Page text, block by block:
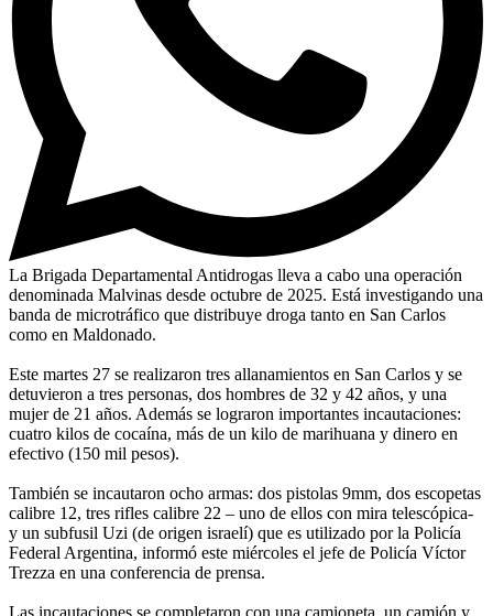
La Brigada Departamental Antidrogas lleva a cabo una operación
denominada Malvinas desde octubre de 2025. Está investigando una
banda de microtráfico que distribuye droga tanto en San Carlos
como en Maldonado.
Este martes 27 se realizaron tres allanamientos en San Carlos y se
detuvieron a tres personas, dos hombres de 32 y 42 años, y una
mujer de 21 años. Además se lograron importantes incautaciones:
cuatro kilos de cocaína, más de un kilo de marihuana y dinero en
efectivo (150 mil pesos).
También se incautaron ocho armas: dos pistolas 9mm, dos escopetas
calibre 12, tres rifles calibre 22 – uno de ellos con mira telescópica-
y un subfusil Uzi (de origen israelí) que es utilizado por la Policía
Federal Argentina, informó este miércoles el jefe de Policía Víctor
Trezza en una conferencia de prensa.
Las incautaciones se completaron con una camioneta, un camión y